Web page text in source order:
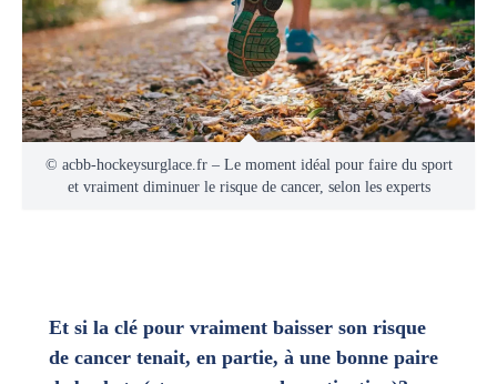
© acbb-hockeysurglace.fr – Le moment idéal pour faire du sport
et vraiment diminuer le risque de cancer, selon les experts
Et si la clé pour vraiment baisser son risque
de cancer tenait, en partie, à une bonne paire